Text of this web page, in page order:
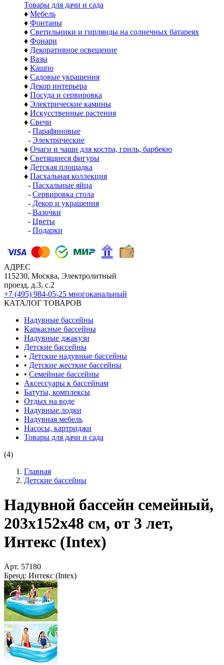
Товары для дачи и сада
♦ Мебель
♦ Фонтаны
♦ Светильники и гирлянды на солнечных батареях
♦ Фонари
♦ Декоративное освещение
♦ Вазы
♦ Кашпо
♦ Садовые украшения
♦ Декор интерьера
♦ Посуда и сервировка
♦ Электрические камины
♦ Искусственные растения
♦ Свечи
- Парафиновые
- Электрические
♦ Очаги и чаши для костра, гриль, барбекю
♦ Светящиеся фигуры
♦ Детская площадка
♦ Пасхальная коллекция
- Пасхальные яйца
- Сервировка стола
- Декор и украшения
- Вазочки
- Цветы
- Подарки
АДРЕС
115230, Москва, Электролитный
проезд, д.3, с.2
+7 (495) 984-05-25 многоканальный
КАТАЛОГ ТОВАРОВ
Надувные бассейны
Каркасные бассейны
Надувные джакузи
Детские бассейны
• Детские надувные бассейны
• Детские жесткие бассейны
• Семейные бассейны
Аксессуары к бассейнам
Батуты, комплексы
Отдых на воде
Надувные лодки
Надувная мебель
Насосы, картриджи
Товары для дачи и сада
(4)
Главная
Детские бассейны
Надувной бассейн семейный,
203х152х48 см, от 3 лет,
Интекс (Intex)
Арт. 57180
Бренд: Интекс (Intex)